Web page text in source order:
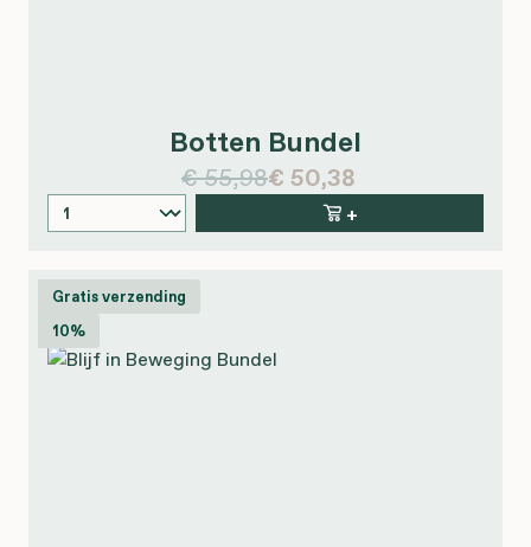
Botten Bundel
€ 55,98€ 50,38
+
Gratis verzending
10%